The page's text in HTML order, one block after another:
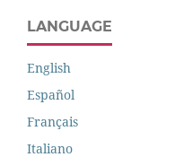
LANGUAGE
English
Español
Français
Italiano